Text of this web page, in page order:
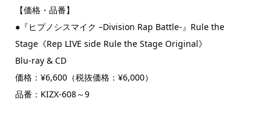
【価格・品番】
●『ヒプノシスマイク –Division Rap Battle-』Rule the
Stage《Rep LIVE side Rule the Stage Original》
Blu-ray & CD
価格：¥6,600（税抜価格：¥6,000）
品番：KIZX-608～9